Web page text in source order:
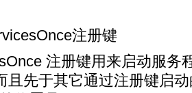
注册键
注册键用来启动服务
且先于其它通过注册键启